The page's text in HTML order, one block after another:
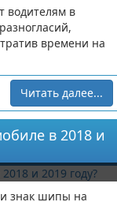
водителям в
времени на
Читать далее...
в 2018 и
знак шипы на